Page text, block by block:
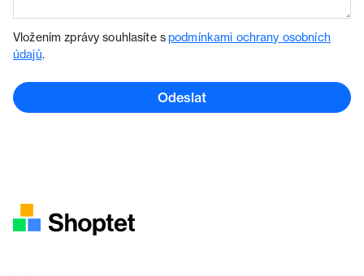
Vložením zprávy souhlasíte spodmínkami ochrany osobních
údajů.
Odeslat